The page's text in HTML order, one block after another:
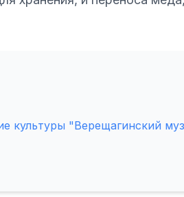
культуры "Верещагинский